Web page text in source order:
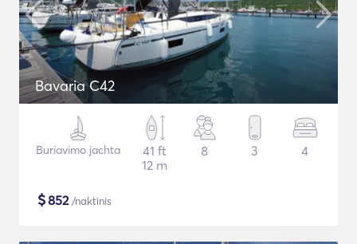
Bavaria C42
Buriavimo jachta
41 ft
12 m
8 3 4
$852/naktinis